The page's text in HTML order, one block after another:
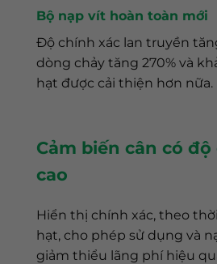
Bộ nạp vít hoàn toàn mới
Độ chính xác lan truyền
dòng chảy tăng 270% và
hạt được cải thiện hơn nữa.
Cảm biến cân có
cao
Hiển thị chính xác, theo
hạt, cho phép sử dụng và
giảm thiểu lãng phí hiệu